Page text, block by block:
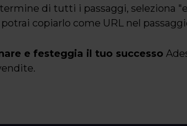
di tutti i passaggi, seleziona
copiarlo come URL nel
e festeggia il tuo successo